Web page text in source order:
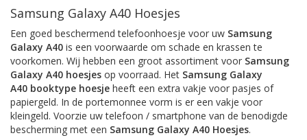
Samsung Galaxy A40 Hoesjes
Een goed beschermend telefoonhoesje voor uw Samsung
Galaxy A40 is een voorwaarde om schade en krassen te
voorkomen. Wij hebben een groot assortiment voor Samsung
Galaxy A40 hoesjes op voorraad. Het Samsung Galaxy
A40 booktype hoesje heeft een extra vakje voor pasjes of
papiergeld. In de portemonnee vorm is er een vakje voor
kleingeld. Voorzie uw telefoon / smartphone van de benodigde
bescherming met een Samsung Galaxy A40 Hoesjes.